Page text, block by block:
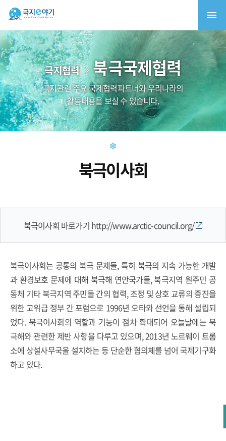
극지협력 북극국제협력
극지관련 주요 국제협력파트너와 우리나라의
활동내용을 보실 수 있습니다.
북극이사회
북극이사회 바로가기 http://www.arctic-council.org/
북극이사회는 공통의 북극 문제들, 특히 북극의 지속 가능한 개발
과 환경보호 문제에 대해 북극해 연안국가들, 북극지역 원주민 공
동체 기타 북극지역 주민들 간의 협력, 조정 및 상호 교류의 증진을
위한 고위급 정부 간 포럼으로 1996년 오타와 선언을 통해 설립되
었다. 북극이사회의 역할과 기능이 점차 확대되어 오늘날에는 북
극해와 관련한 제반 사항을 다루고 있으며, 2013년 노르웨이 트롬
소에 상설사무국을 설치하는 등 단순한 협의체를 넘어 국제기구화
하고 있다.